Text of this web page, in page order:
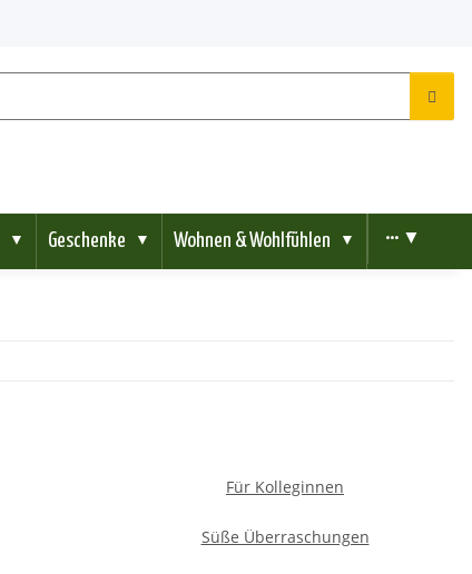
▼ Geschenke ▼ Wohnen & Wohlfühlen ▼ ••• ▼
Für Kolleginnen
Süße Überraschungen